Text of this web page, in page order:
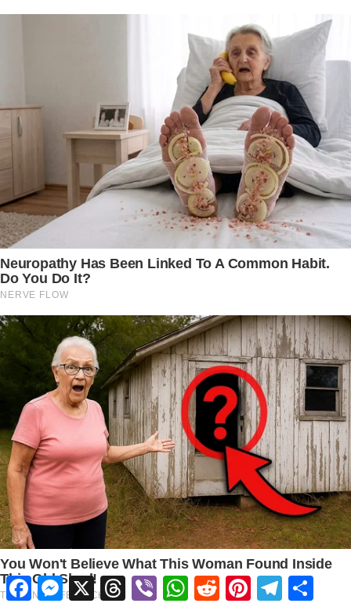
FacebookMessenger
X ThreadsViber WhatsApp
RedditPinterestTelegram